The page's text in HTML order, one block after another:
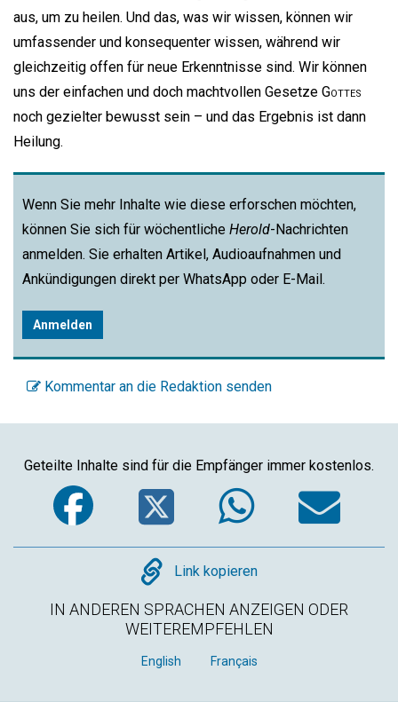
aus, um zu heilen. Und das, was wir wissen, können wir
umfassender und konsequenter wissen, während wir
gleichzeitig offen für neue Erkenntnisse sind. Wir können
uns der einfachen und doch machtvollen Gesetze Gottes
noch gezielter bewusst sein – und das Ergebnis ist dann
Heilung.
Wenn Sie mehr Inhalte wie diese erforschen möchten,
können Sie sich für wöchentliche Herold-Nachrichten
anmelden. Sie erhalten Artikel, Audioaufnahmen und
Ankündigungen direkt per WhatsApp oder E-Mail.
Anmelden
Kommentar an die Redaktion senden
Geteilte Inhalte sind für die Empfänger immer kostenlos.
Facebook
Twitter
Copy
Link kopieren
IN ANDEREN SPRACHEN ANZEIGEN ODER
WEITEREMPFEHLEN
English Français